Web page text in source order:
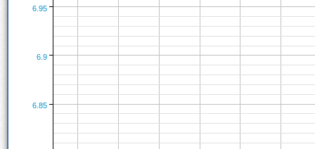
6.9
6.85
6.95